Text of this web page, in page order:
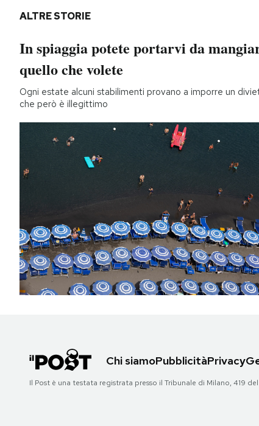
ALTRE STORIE
In spiaggia potete portarvi da
quello che volete
Ogni estate alcuni stabilimenti provano a imporre un
che però è illegittimo
Chi siamoPubblicitàPrivacy
Il Post è una testata registrata presso il Tribunale di Milano, 419